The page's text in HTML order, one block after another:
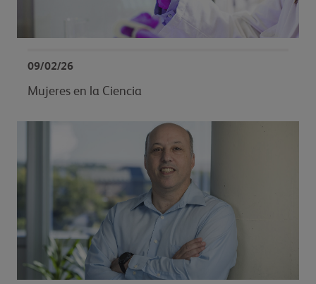
09/02/26
Mujeres en la Ciencia